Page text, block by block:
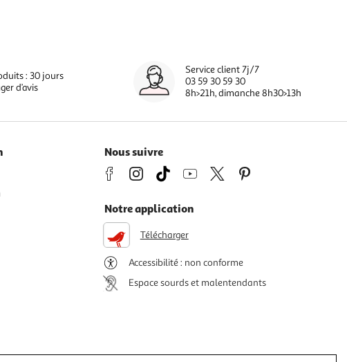
: 30 jours
d’avis
Service client 7j/7
03 59 30 59 30
8h>21h, dimanche 8h30>13h
Nous suivre
Notre application
Télécharger
Accessibilité : non conforme
Espace sourds et malentendants